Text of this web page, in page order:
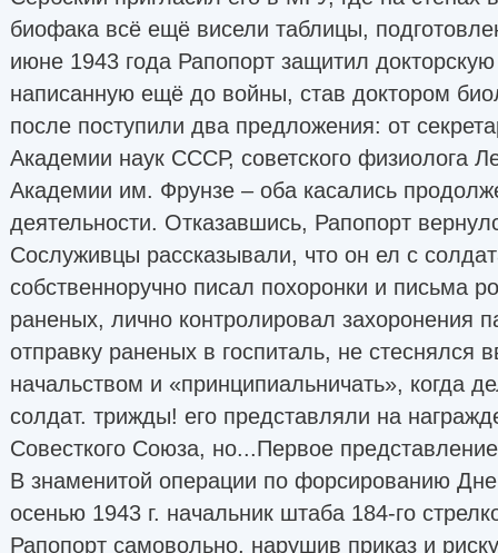
биофака всё ещё висели таблицы,
июне 1943 года Рапопорт защитил
написанную ещё до войны, став доктором
после поступили два предложения: от
Академии наук СССР, советского физиолога
Академии им. Фрунзе – оба касались
деятельности. Отказавшись, Рапопорт
Сослуживцы рассказывали, что он ел с
собственноручно писал похоронки и письма
раненых, лично контролировал захоронения
отправку раненых в госпиталь, не стеснялся
начальством и «принципиальничать», когда
солдат. трижды! его представляли на
Совесткого Союза, но...Первое
В знаменитой операции по форсированию
осенью 1943 г. начальник штаба 184-го
Рапопорт самовольно, нарушив приказ и